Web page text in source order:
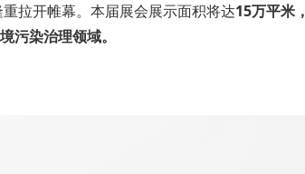
重拉开帷幕。本届展会展示面积将达15万平米，
污染治理领域。